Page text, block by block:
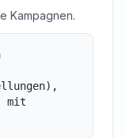
Kampagnen.
mit